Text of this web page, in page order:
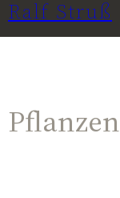
Ralf Struß
Pflanzen